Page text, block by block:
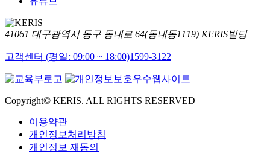
41061 대구광역시 동구 동내로 64(동내동1119) KERIS빌딩
고객센터 (평일: 09:00 ~ 18:00)1599-3122
Copyright© KERIS. ALL RIGHTS RESERVED
이용약관
개인정보처리방침
개인정보 재동의